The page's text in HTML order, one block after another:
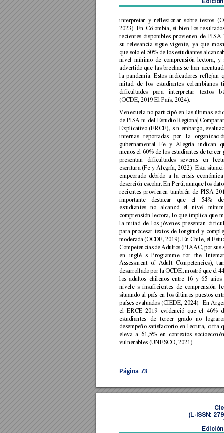
Página 73
interpretar y reflexionar sobre textos
2023). En Colombia, si bien los re
recientes disponibles provienen de PISA
su relevancia sigue vigente, ya que
que solo el 50% de los estudiantes
nivel mínimo de comprensión lectora, y
advertido que las brechas se han ace
la pandemia. Estos indicadores reflejan
mitad de los estudiantes colombianos
dificultades
para interpretar textos b
(OCDE, 2019 El País, 2024).
Venezuela no participó en las últimas
de PISA ni del Estudio Regiona|
Explicativo (ERCE), sin embargo, ev
internas reportadas por la
gubernamental
Fe y Alegría indican
menos el 60% de los estudiantes de tercer
presentan
dificultades severas en
escritura (Fe y Alegría, 2022). Esta
empeorado debido a la crisis
deserción escolar. En Perú, aunque los
recientes provienen también de PISA
importante
destacar que el 54%
estudiantes no alcanzó el nivel
mínim
comprensión lectora, lo que implica que
la mitad de los jóvenes presentan
para procesar textos de l ongitud y
moderada (OCDE, 2019). En Chile, el
Competencias de Adultos(PIAAC, por sus
en
inglé s Programme for the
Assessment of Adult Competencies),
desarrollado por la OCDE, mostró que el
los adultos chilenos entre 16 y 65 años
nivele s insuficientes de comprensión
situando al país en los últimos puestos
países evaluados (CIEDE, 2024).  En
el ERCE 2019 evidenció que el 46%
estudiantes
de tercer grado no
desempeño satisfactorio en lectura, cifra
eleva a 61,5% en contextos
vulnerables (UNESCO, 2021).
(L-ISSN: